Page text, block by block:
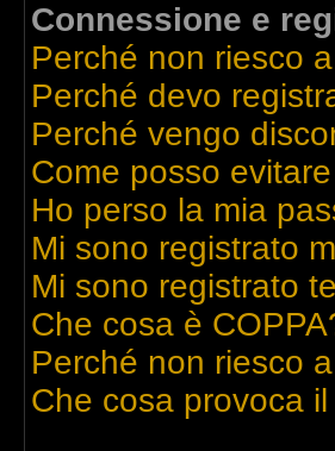
Connessione e
Perché non riesco
Perché devo
Perché vengo
Come posso
Ho perso la mia
Mi sono registrato
Mi sono registrato
Che cosa è
Perché non riesco
Che cosa provoca